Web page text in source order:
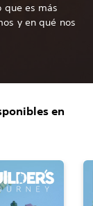
que es más
y en qué nos
en